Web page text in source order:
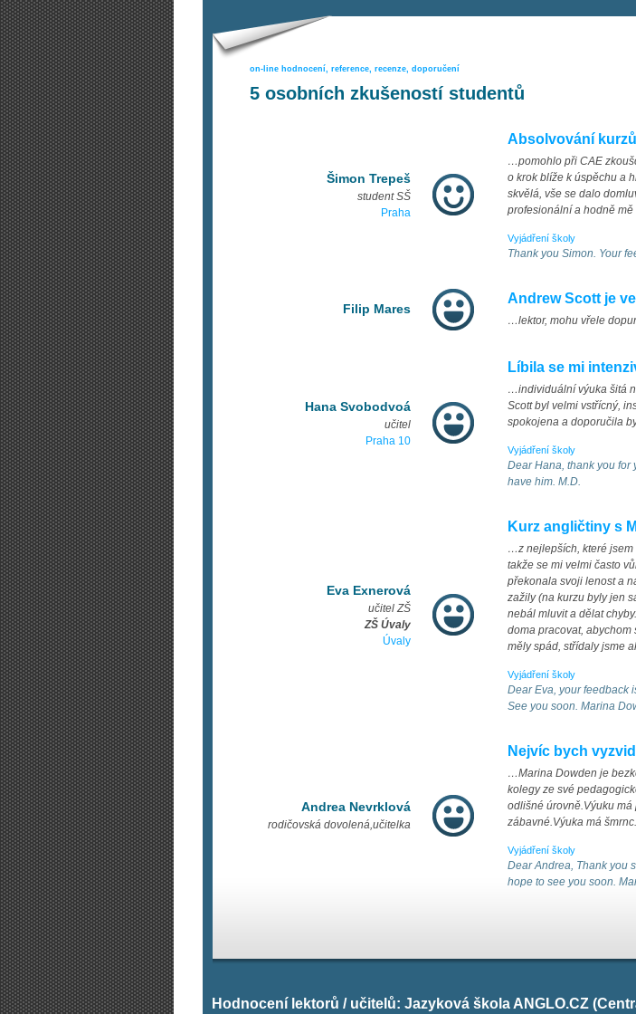
on-line hodnocení, reference, recenze, doporučení
5 osobních zkušeností studentů
Šimon Trepeš
student SŠ
Praha
Absolvování
…pomohlo při CAE
o krok blíže k úspěchu a
skvělá, vše se dalo
profesionální a hodně mě
Vyjádření školy
Thank you Simon. Your
Filip Mares
Andrew Scott je
…lektor, mohu vřele
Hana Svobodvoá
učitel
Praha 10
Líbila se mi
…individuální výuka šitá
Scott byl velmi vstřícný,
spokojena a doporučila
Vyjádření školy
Dear Hana, thank you for
have him. M.D.
Eva Exnerová
učitel ZŠ
ZŠ Úvaly
Úvaly
Kurz angličtiny s
…z nejlepších, které jsem
takže se mi velmi často
překonala svoji lenost a
zažily (na kurzu byly jen
nebál mluvit a dělat
doma pracovat,
měly spád, střídaly jsme
Vyjádření školy
Dear Eva, your feedback
See you soon. Marina
Andrea Nevrklová
rodičovská dovolená,učitelka
Nejvíc bych
…Marina Dowden je
kolegy ze své
odlišné úrovně.Výuku
zábavné.Výuka má
Vyjádření školy
Dear Andrea, Thank you
hope to see you soon.
Hodnocení lektorů / učitelů: Jazyková škola ANGLO.CZ